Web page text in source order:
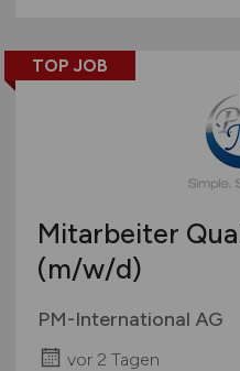
TOP JOB
Mitarbeiter
(m/w/d)
PM-International AG
vor 2 Tagen